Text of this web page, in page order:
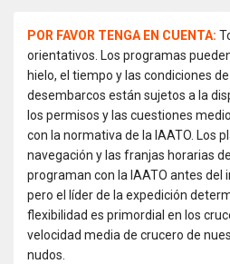
POR FAVOR TENGA EN CUENTA:
orientativos. Los programas
hielo, el tiempo y las condiciones
desembarcos están sujetos a la
los permisos y las cuestiones
con la normativa de la IAATO. Los
navegación y las franjas horarias
programan con la IAATO antes del
pero el líder de la expedición
flexibilidad es primordial en los
velocidad media de crucero de
nudos.